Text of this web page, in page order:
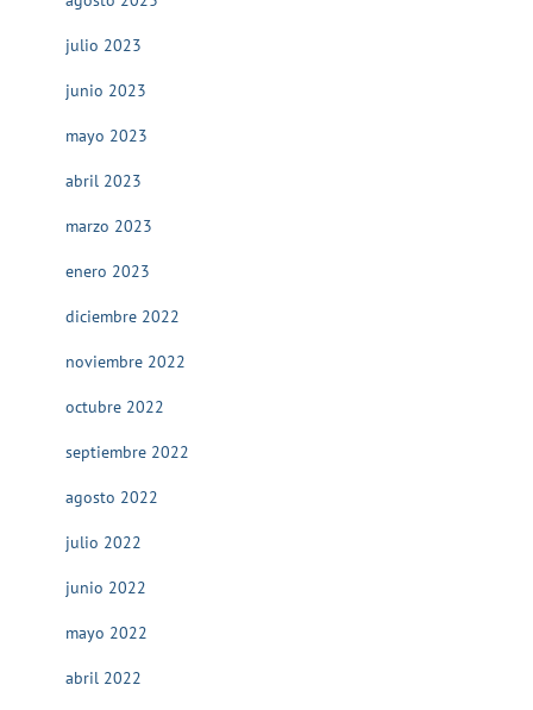
julio 2023
junio 2023
mayo 2023
abril 2023
marzo 2023
enero 2023
diciembre 2022
noviembre 2022
octubre 2022
septiembre 2022
agosto 2022
julio 2022
junio 2022
mayo 2022
abril 2022